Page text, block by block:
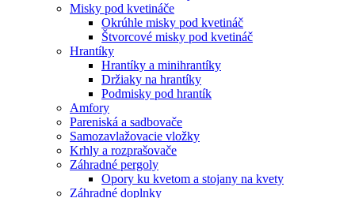
Misky pod kvetináče
Okrúhle misky pod kvetináč
Štvorcové misky pod kvetináč
Hrantíky
Hrantíky a minihrantíky
Držiaky na hrantíky
Podmisky pod hrantík
Amfory
Pareniská a sadbovače
Samozavlažovacie vložky
Krhly a rozprašovače
Záhradné pergoly
Opory ku kvetom a stojany na kvety
Záhradné doplnky